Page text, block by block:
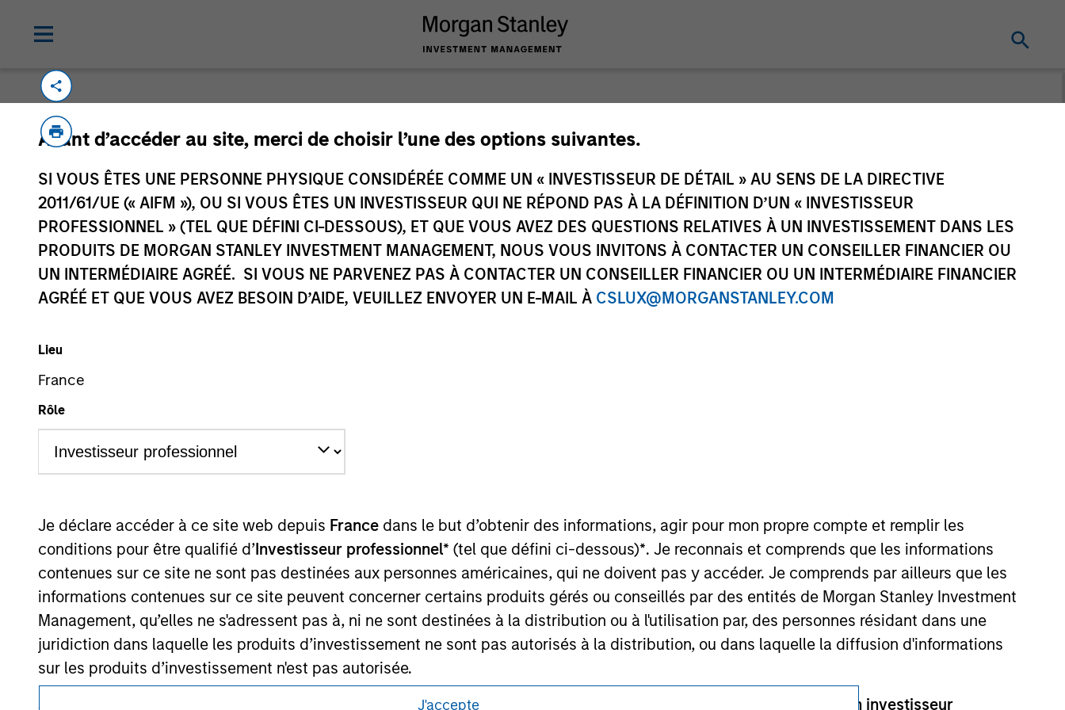
Avant d’accéder au site, merci de choisir l’une des options suivantes.
SI VOUS ÊTES UNE PERSONNE PHYSIQUE CONSIDÉRÉE COMME UN « INVESTISSEUR DE DÉTAIL » AU SENS DE LA DIRECTIVE
2011/61/UE (« AIFM »), OU SI VOUS ÊTES UN INVESTISSEUR QUI NE RÉPOND PAS À LA DÉFINITION D’UN « INVESTISSEUR
PROFESSIONNEL » (TEL QUE DÉFINI CI-DESSOUS), ET QUE VOUS AVEZ DES QUESTIONS RELATIVES À UN INVESTISSEMENT DANS LES
PRODUITS DE MORGAN STANLEY INVESTMENT MANAGEMENT, NOUS VOUS INVITONS À CONTACTER UN CONSEILLER FINANCIER OU
UN INTERMÉDIAIRE AGRÉÉ. SI VOUS NE PARVENEZ PAS À CONTACTER UN CONSEILLER FINANCIER OU UN INTERMÉDIAIRE FINANCIER
AGRÉÉ ET QUE VOUS AVEZ BESOIN D’AIDE, VEUILLEZ ENVOYER UN E-MAIL À CSLUX@MORGANSTANLEY.COM
Lieu
France
Rôle
Je déclare accéder à ce site web depuis France dans le but d’obtenir des informations, agir pour mon propre compte et remplir les
conditions pour être qualifié d’Investisseur professionnel* (tel que défini ci-dessous)*. Je reconnais et comprends que les informations
contenues sur ce site ne sont pas destinées aux personnes américaines, qui ne doivent pas y accéder. Je comprends par ailleurs que les
informations contenues sur ce site peuvent concerner certains produits gérés ou conseillés par des entités de Morgan Stanley Investment
Management, qu’elles ne s'adressent pas à, ni ne sont destinées à la distribution ou à l'utilisation par, des personnes résidant dans une
juridiction dans laquelle les produits d’investissement ne sont pas autorisés à la distribution, ou dans laquelle la diffusion d'informations
sur les produits d’investissement n'est pas autorisée.
Je comprends également que les informations contenues sur ce site ne sont adressées à aucune partie autre qu’un investisseur
J'accepte
Morgan Stanley
Morgan Stanley Careers
procédure, car celles-ci mentionnent des restrictions légales et réglementaires applicables à la diffusion
Les services décrits sur ce site Web peuvent ne pas être disponibles dans certaines juridictions ou pour
© 2026 Morgan Stanley. Tous droits réservés.